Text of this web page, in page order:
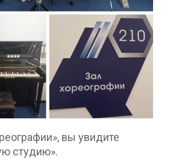
вы увидите
студию».